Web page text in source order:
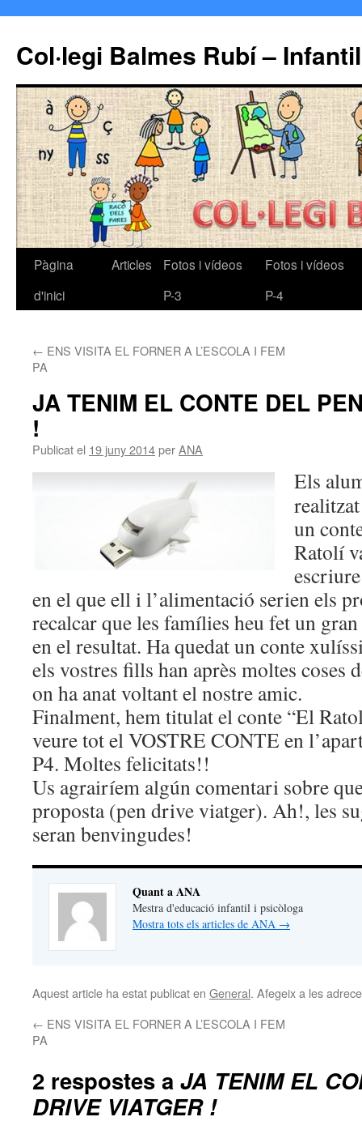
Col·legi Balmes Rubí – Infantil
Vés
Pàgina
d'inici
Articles
Fotos i vídeos
P-3
Fotos i vídeos
P-4
← ENS VISITA EL FORNER A L’ESCOLA I FEM
PA
JA TENIM EL CONTE DEL
!
Publicat el 19 juny 2014perANA
Els
un
Ratolí
en el que ell i l’alimentació serien els
recalcar que les famílies heu fet un
en el resultat. Ha quedat un conte
els vostres fills han après moltes coses
on ha anat voltant el nostre amic.
Finalment, hem titulat el conte “El
veure tot el VOSTRE CONTE en
P4. Moltes felicitats!!
Us agrairíem algún comentari sobre
proposta (pen drive viatger). Ah!, les
seran benvingudes!
Quant a ANA
Mestra d'educació infantil i psicòloga
Mostra tots els articles de ANA →
Aquest article ha estat publicat en General. Afegeix a les
← ENS VISITA EL FORNER A L’ESCOLA I FEM
PA
2 respostes a JA TENIM EL
DRIVE VIATGER !